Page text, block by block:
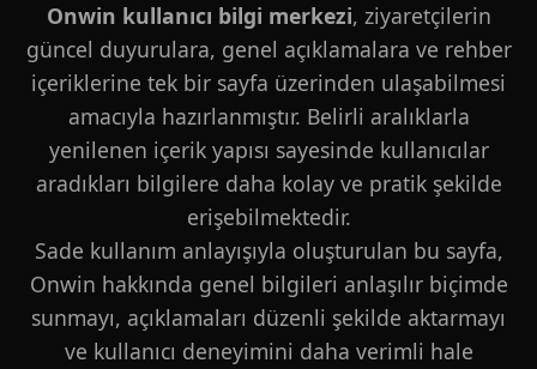
Onwin kullanıcı bilgi merkezi, ziyaretçilerin
güncel duyurulara, genel açıklamalara ve rehber
içeriklerine tek bir sayfa üzerinden ulaşabilmesi
amacıyla hazırlanmıştır. Belirli aralıklarla
yenilenen içerik yapısı sayesinde kullanıcılar
aradıkları bilgilere daha kolay ve pratik şekilde
erişebilmektedir.
Sade kullanım anlayışıyla oluşturulan bu sayfa,
Onwin hakkında genel bilgileri anlaşılır biçimde
sunmayı, açıklamaları düzenli şekilde aktarmayı
ve kullanıcı deneyimini daha verimli hale